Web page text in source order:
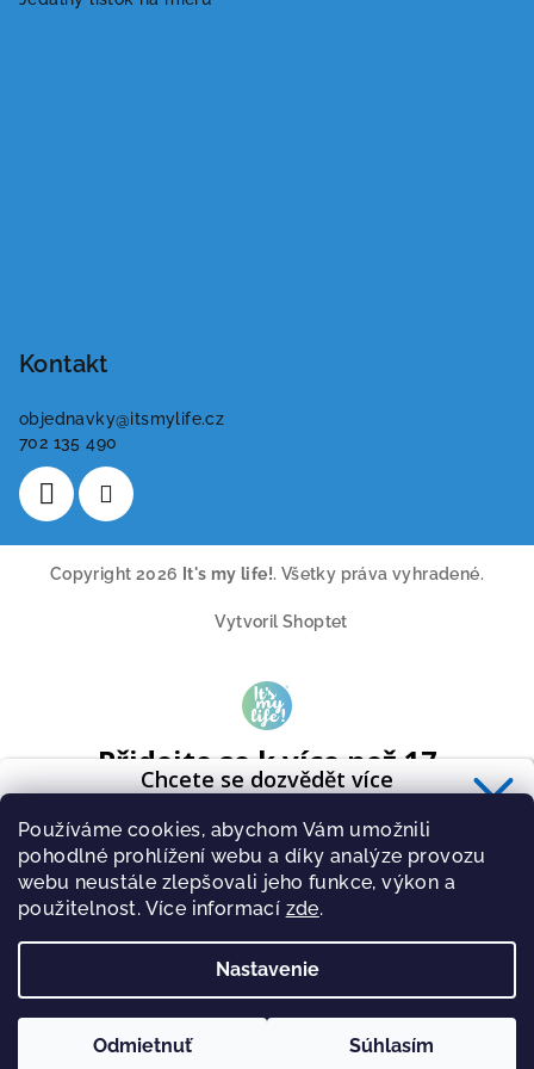
Používáme cookies, abychom Vám umožnili
pohodlné prohlížení webu a díky analýze provozu
webu neustále zlepšovali jeho funkce, výkon a
použitelnost. Více informací zde.
Nastavenie
Odmietnuť Súhlasím
Kontakt
objednavky@itsmylife.cz
702 135 490
Copyright 2026 It's my life!. Všetky práva vyhradené.
Vytvoril Shoptet
Přidejte se k více než 17
tisícům odběratelů
A získavejte pravidelně tipy o novinkách ze světa cvičení a
zdravé stravy.
PŘIHLÁSIT SE K ODBĚRU
Chcete se dozvědět více
o zdravé výživě?
Přihlaste se k odběru newsletteru.
Zásady zpracování osobních údajů